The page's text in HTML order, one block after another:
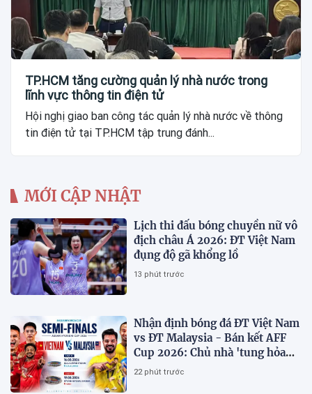
TP.HCM tăng cường quản lý nhà nước trong
lĩnh vực thông tin điện tử
Hội nghị giao ban công tác quản lý nhà nước về thông
tin điện tử tại TP.HCM tập trung đánh...
MỚI CẬP NHẬT
Lịch thi đấu bóng chuyền nữ vô
địch châu Á 2026: ĐT Việt Nam
đụng độ gã khổng lồ
13 phút trước
Nhận định bóng đá ĐT Việt Nam
vs ĐT Malaysia - Bán kết AFF
Cup 2026: Chủ nhà 'tung hỏa
mù'
22 phút trước